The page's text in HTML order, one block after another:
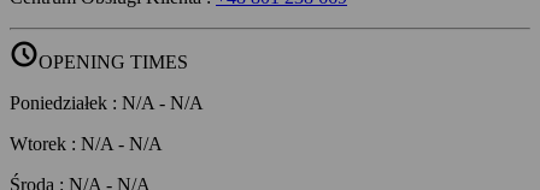
scheduleOPENING TIMES
Poniedziałek : N/A - N/A
Wtorek : N/A - N/A
Środa : N/A - N/A